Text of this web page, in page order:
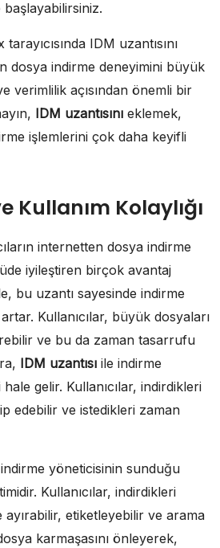
başlayabilirsiniz.
IDM uzantısını
dosya indirme deneyimini büyük
verimlilik açısından önemli bir
IDM uzantısını eklemek,
işlemlerini çok daha keyifli
Kullanım Kolaylığı
internetten dosya indirme
iyileştiren birçok avantaj
bu uzantı sayesinde indirme
Kullanıcılar, büyük dosyaları
ve bu da zaman tasarrufu
IDM uzantısı ile indirme
gelir. Kullanıcılar, indirdikleri
edebilir ve istedikleri zaman
yöneticisinin sunduğu
Kullanıcılar, indirdikleri
ayırabilir, etiketleyebilir ve arama
karmaşasını önleyerek,